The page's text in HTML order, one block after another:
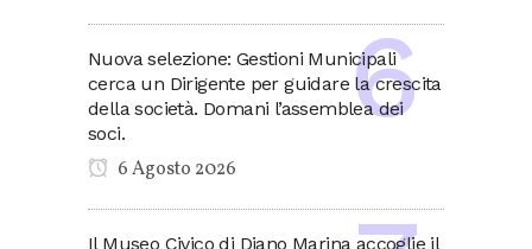
Nuova selezione: Gestioni Municipali
cerca un Dirigente per guidare la crescita
della società. Domani l’assemblea dei
soci.
6 Agosto 2026
Il Museo Civico di Diano Marina accoglie il